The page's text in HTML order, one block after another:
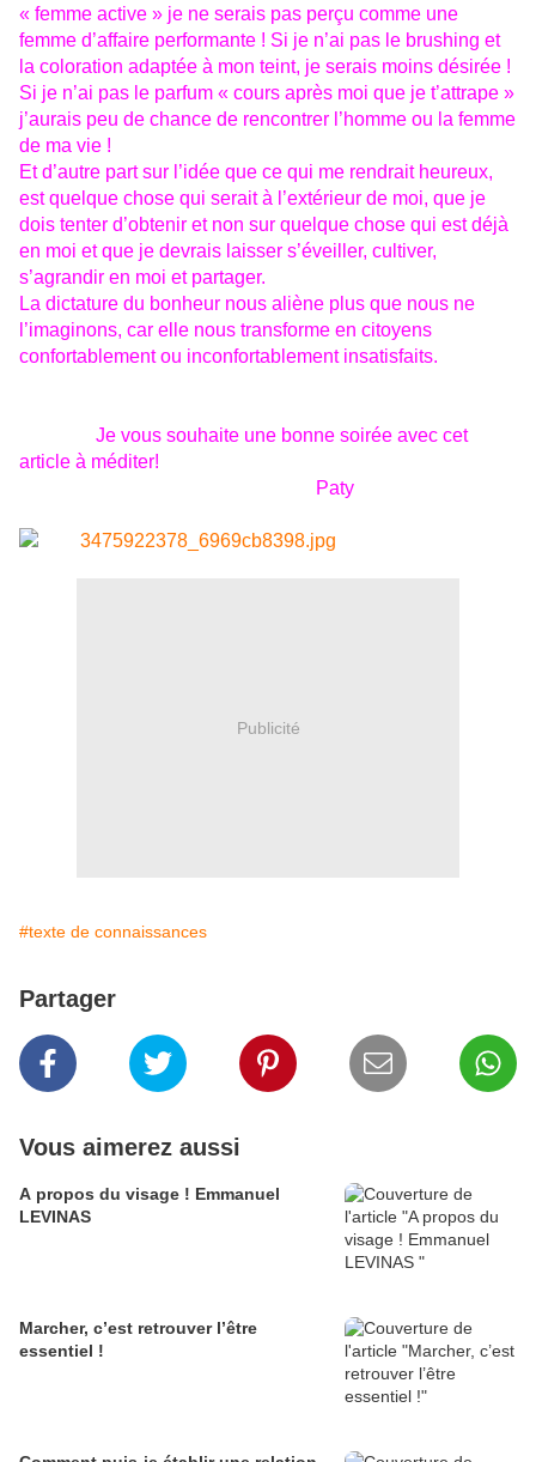
« femme active » je ne serais pas perçu comme une
femme d’affaire performante ! Si je n’ai pas le brushing et
la coloration adaptée à mon teint, je serais moins désirée !
Si je n’ai pas le parfum « cours après moi que je t’attrape »
j’aurais peu de chance de rencontrer l’homme ou la femme
de ma vie !
Et d’autre part sur l’idée que ce qui me rendrait heureux,
est quelque chose qui serait à l’extérieur de moi, que je
dois tenter d’obtenir et non sur quelque chose qui est déjà
en moi et que je devrais laisser s’éveiller, cultiver,
s’agrandir en moi et partager.
La dictature du bonheur nous aliène plus que nous ne
l’imaginons, car elle nous transforme en citoyens
confortablement ou inconfortablement insatisfaits.
Je vous souhaite une bonne soirée avec cet
article à méditer!
Paty
Publicité
#texte de connaissances
Partager
Vous aimerez aussi
A propos du visage ! Emmanuel
LEVINAS
Marcher, c’est retrouver l’être
essentiel !